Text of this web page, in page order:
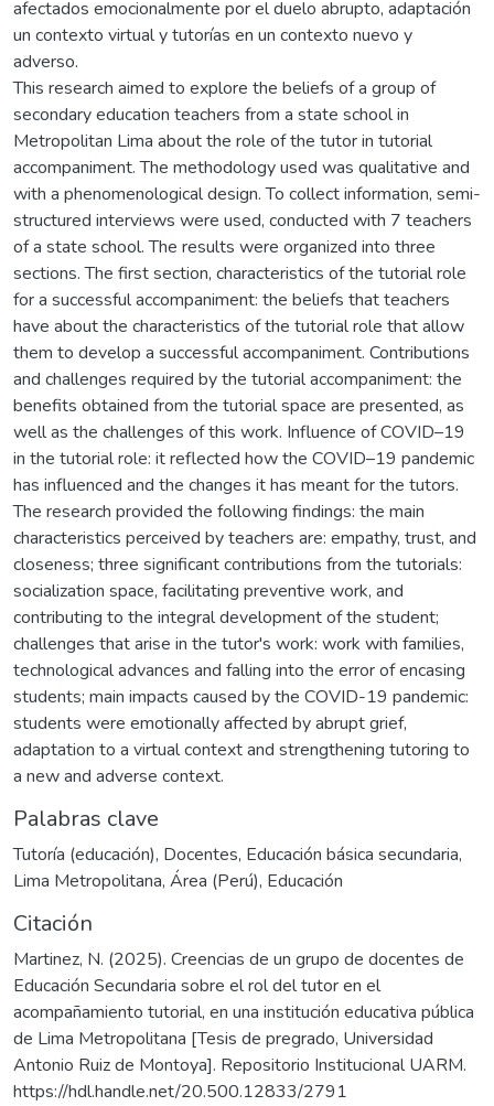
afectados emocionalmente por el duelo abrupto, adaptación
un contexto virtual y tutorías en un contexto nuevo y
adverso.
This research aimed to explore the beliefs of a group of
secondary education teachers from a state school in
Metropolitan Lima about the role of the tutor in tutorial
accompaniment. The methodology used was qualitative and
with a phenomenological design. To collect information, semi-
structured interviews were used, conducted with 7 teachers
of a state school. The results were organized into three
sections. The first section, characteristics of the tutorial role
for a successful accompaniment: the beliefs that teachers
have about the characteristics of the tutorial role that allow
them to develop a successful accompaniment. Contributions
and challenges required by the tutorial accompaniment: the
benefits obtained from the tutorial space are presented, as
well as the challenges of this work. Influence of COVID–19
in the tutorial role: it reflected how the COVID–19 pandemic
has influenced and the changes it has meant for the tutors.
The research provided the following findings: the main
characteristics perceived by teachers are: empathy, trust, and
closeness; three significant contributions from the tutorials:
socialization space, facilitating preventive work, and
contributing to the integral development of the student;
challenges that arise in the tutor's work: work with families,
technological advances and falling into the error of encasing
students; main impacts caused by the COVID-19 pandemic:
students were emotionally affected by abrupt grief,
adaptation to a virtual context and strengthening tutoring to
a new and adverse context.
Palabras clave
Tutoría (educación), Docentes, Educación básica secundaria,
Lima Metropolitana, Área (Perú), Educación
Citación
Martinez, N. (2025). Creencias de un grupo de docentes de
Educación Secundaria sobre el rol del tutor en el
acompañamiento tutorial, en una institución educativa pública
de Lima Metropolitana [Tesis de pregrado, Universidad
Antonio Ruiz de Montoya]. Repositorio Institucional UARM.
https://hdl.handle.net/20.500.12833/2791